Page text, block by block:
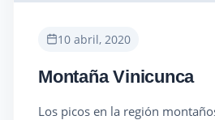
10 abril, 2020
Montaña Vinicunca
Los picos en la región